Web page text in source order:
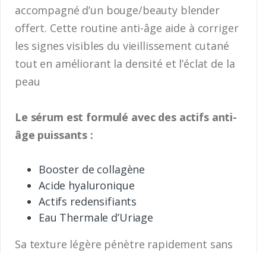
accompagné d’un bouge/beauty blender
offert. Cette routine anti-âge aide à corriger
les signes visibles du vieillissement cutané
tout en améliorant la densité et l’éclat de la
peau
Le sérum est formulé avec des actifs anti-
âge puissants :
Booster de collagène
Acide hyaluronique
Actifs redensifiants
Eau Thermale d’Uriage
Sa texture légère pénètre rapidement sans